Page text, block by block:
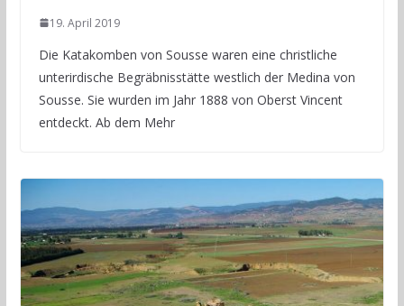
19. April 2019
Die Katakomben von Sousse waren eine christliche
unterirdische Begräbnisstätte westlich der Medina von
Sousse. Sie wurden im Jahr 1888 von Oberst Vincent
entdeckt. Ab dem Mehr